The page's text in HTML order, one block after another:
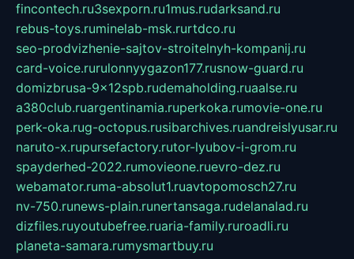
fincontech.ru3sexporn.ru1mus.rudarksand.ru
rebus-toys.ruminelab-msk.rurtdco.ru
seo-prodvizhenie-sajtov-stroitelnyh-kompanij.ru
card-voice.rurulonnyygazon177.rusnow-guard.ru
domizbrusa-9x12spb.rudemaholding.ruaalse.ru
a380club.ruargentinamia.ruperkoka.rumovie-one.ru
perk-oka.rug-octopus.rusibarchives.ruandreislyusar.ru
naruto-x.rupursefactory.rutor-lyubov-i-grom.ru
spayderhed-2022.rumovieone.ruevro-dez.ru
webamator.ruma-absolut1.ruavtopomosch27.ru
nv-750.runews-plain.runertansaga.rudelanalad.ru
dizfiles.ruyoutubefree.ruaria-family.ruroadli.ru
planeta-samara.rumysmartbuy.ru